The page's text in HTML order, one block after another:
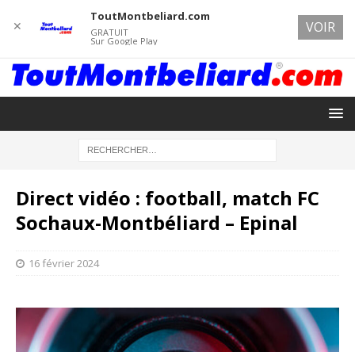
Direct vidéo : football, match FC
Sochaux-Montbéliard – Epinal
16 février 2024
✕
ToutMontbeliard.com
GRATUIT
Sur Google Play
VOIR